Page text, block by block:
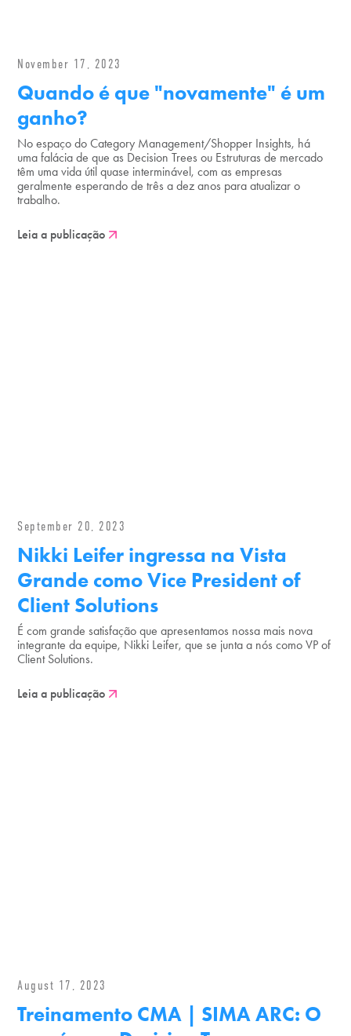
November 17, 2023
Quando é que "novamente" é um
ganho?
No espaço do Category Management/Shopper Insights, há
uma falácia de que as Decision Trees ou Estruturas de mercado
têm uma vida útil quase interminável, com as empresas
geralmente esperando de três a dez anos para atualizar o
trabalho.
Leia a publicação
September 20, 2023
Nikki Leifer ingressa na Vista
Grande como Vice President of
Client Solutions
É com grande satisfação que apresentamos nossa mais nova
integrante da equipe, Nikki Leifer, que se junta a nós como VP of
Client Solutions.
Leia a publicação
August 17, 2023
Treinamento CMA | SIMA ARC: O